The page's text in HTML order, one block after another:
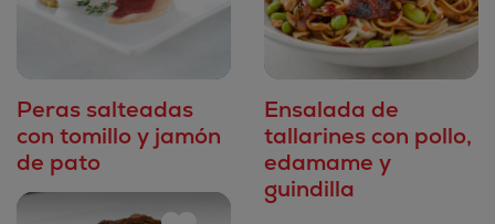
Peras salteadas
con tomillo y jamón
de pato
Ensalada de
tallarines con pollo,
edamame y
guindilla